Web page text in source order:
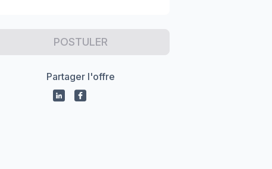
POSTULER
Partager l'offre